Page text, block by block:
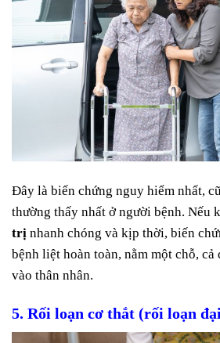
Đây là biến chứng nguy hiểm nhất,
thường thấy nhất ở người bệnh. Nếu
trị nhanh chóng và kịp thời, biến
bệnh liệt hoàn toàn, nằm một chỗ, cả
vào thân nhân.
5. Rối loạn cơ thắt (rối loạn